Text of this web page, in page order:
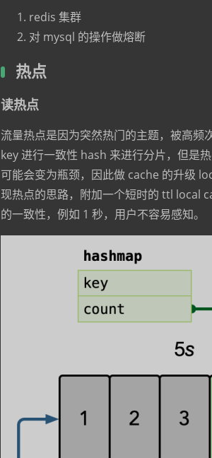
redis 集群
对 mysql 的操作做熔断
热点
读热点
流量热点是因为突然热门的主题，被高
key 进行一致性 hash 来进行分片，但是
可能会变为瓶颈，因此做 cache 的升级
现热点的思路，附加一个短时的 ttl local
的一致性，例如 1 秒，用户不容易感知。